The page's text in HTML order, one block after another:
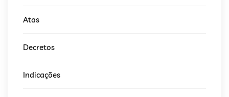
Atas
Decretos
Indicações